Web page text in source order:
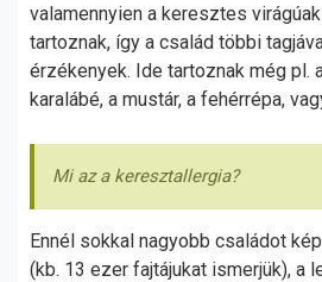
valamennyien a keresztes
tartoznak, így a család többi
érzékenyek. Ide tartoznak még pl.
karalábé, a mustár, a fehérrépa,
Mi az a keresztallergia?
Ennél sokkal nagyobb családot
(kb. 13 ezer fajtájukat ismerjük), a